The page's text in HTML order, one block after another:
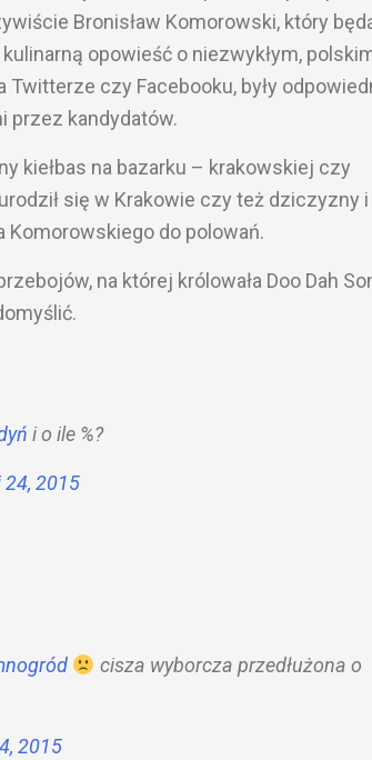
Bronisław Komorowski, który
opowieść o niezwykłym,
Twitterze czy Facebooku, były
przez kandydatów.
kiełbas na bazarku – krakowskiej czy
się w Krakowie czy też dziczyzny i
Komorowskiego do polowań.
na której królowała Doo Dah
i o ile %?
24, 2015
cisza wyborcza przedłużona o
2015